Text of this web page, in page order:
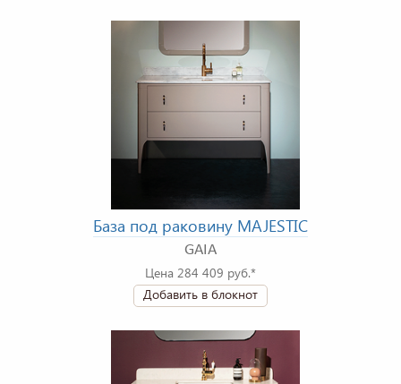
База под раковину MAJESTIC
GAIA
Цена 284 409 руб.*
Добавить в блокнот